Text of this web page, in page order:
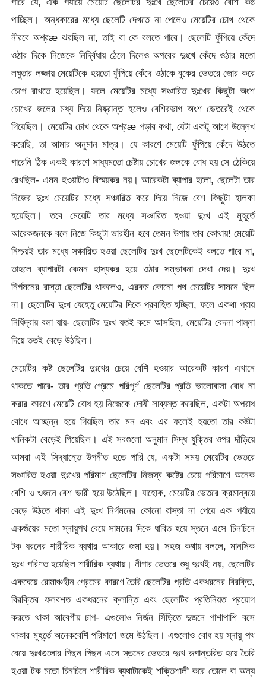
পাচ্ছিল। অন্ধকারের মধ্যে ছেলেটি দেখতে না পেলেও মেয়েটির চোখ থেকে
নীরবে অশ্রæ ঝরছিল না, তাই বা কে বলতে পারে। ছেলেটি ফুঁপিয়ে কেঁদে
ওঠার দিকে নিজেকে নির্দ্বিধায় ঠেলে দিলেও অপরের দুঃখে কেঁদে ওঠার মতো
লঘুতার লজ্জায় মেয়েটিকে হয়তো ফুঁপিয়ে কেঁদে ওঠাকে বুকের ভেতরে জোর করে
চেপে রাখতে হয়েছিল। ফলে মেয়েটির মধ্যে সঞ্চারিত দুঃখের কিছুটা অংশ
চোখের জলের মধ্য দিয়ে নিষ্ক্রান্ত হলেও বেশিরভাগ অংশ ভেতরেই থেকে
গিয়েছিল। মেয়েটির চোখ থেকে অশ্রæ পড়ার কথা, যেটা একটু আগে উল্লেখ
করেছি, তা আমার অনুমান মাত্র। যে কারণে মেয়েটি ফুঁপিয়ে কেঁদে উঠতে
পারেনি ঠিক একই কারণে সাধ্যমতো চেষ্টায় চোখের জলকে বোধ হয় সে ঠেকিয়ে
রেখছিল- এমন হওয়াটাও বিস্ময়কর নয়। আরেকটা ব্যাপার হলো, ছেলেটা তার
নিজের দুঃখ মেয়েটির মধ্যে সঞ্চারিত করে দিয়ে নিজে বেশ কিছুটা হালকা
হয়েছিল। তবে মেয়েটি তার মধ্যে সঞ্চারিত হওয়া দুঃখ এই মুহূর্তে
আরেকজনকে বলে নিজে কিছুটা ভারহীন হবে তেমন উপায় তার কোথায়! মেয়েটি
নিশ্চয়ই তার মধ্যে সঞ্চারিত হওয়া ছেলেটির দুঃখ ছেলেটিকেই বলতে পারে না,
তাহলে ব্যাপারটা কেমন হাস্যকর হয়ে ওঠার সম্ভাবনা দেখা দেয়। দুঃখ
নির্গমনের রাস্তা ছেলেটির থাকলেও, এরকম কোনো পথ মেয়েটির সামনে ছিল
না। ছেলেটির দুঃখ যেহেতু মেয়েটির দিকে প্রবাহিত হচ্ছিল, ফলে একথা প্রায়
নির্ধিদ্বায় বলা যায়- ছেলেটির দুঃখ যতই কমে আসছিল, মেয়েটির বেদনা পাল্লা
দিয়ে ততই বেড়ে উঠছিল।
মেয়েটির কষ্ট ছেলেটির দুঃখের চেয়ে বেশি হওয়ার আরেকটি কারণ এখানে
থাকতে পারে- তার প্রতি প্রেমে পরিপূর্ণ ছেলেটির প্রতি ভালোবাসা বোধ না
করার কারণে মেয়েটি বোধ হয় নিজেকে দোষী সাব্যস্ত করেছিল, একটা অপরাধ
বোধে আচ্ছন্ন হয়ে গিয়ছিল তার মন এবং এর ফলেই হয়তো তার কষ্টটা
খানিকটা বেড়েই গিয়েছিল। এই সবগুলো অনুমান সিদ্ধ যুক্তির ওপর দাঁড়িয়ে
আমরা এই সিদ্ধান্তে উপনীত হতে পারি যে, একটা সময় মেয়েটির ভেতরে
সঞ্চারিত হওয়া দুঃখের পরিমাণ ছেলেটির নিজস্ব কষ্টের চেয়ে পরিমাণে অনেক
বেশি ও ওজনে বেশ ভারী হয়ে উঠেছিল। যাহোক, মেয়েটির ভেতরে ক্রমান্বয়ে
বেড়ে উঠতে থাকা এই দুঃখ নির্গমনের কোনো রাস্তা না পেয়ে এক পর্যায়ে
একগুঁয়ের মতো স্নায়ুপথ বেয়ে সামনের দিকে ধাবিত হয়ে স্তনে এসে চিনচিনে
টক ধরনের শারীরিক ব্যথার আকারে জমা হয়। সহজ কথায় বললে, মানসিক
দুঃখ পরিণত হয়েছিল শারীরিক ব্যথায়। নীপার ভেতরে শুধু দুঃখই নয়, ছেলেটির
একঘেয়ে রোমাঞ্চহীন প্রেমের কারণে তৈরি ছেলেটির প্রতি একধরনের বিরক্তি,
বিরক্তির ফলবশত একধরনের ক্লান্তি এবং ছেলেটির প্রতিনিয়ত প্রয়োগ
করতে থাকা আবেগীয় চাপ- এগুলোও নির্জন সিঁড়িতে দুজনে পাশাপাশি বসে
থাকার মুহূর্তে অনেকবেশি পরিমাণে জমে উঠছিল। এগুলোও বোধ হয় স্নায়ু পথ
বেয়ে দুঃখগুলোর পিছন পিছন এসে স্তনের ভেতরে দুঃখ রূপান্তরিত হয়ে তৈরি
হওয়া টক মতো চিনচিনে শারীরিক ব্যথাটাকেই শক্তিশালী করে তোলে বা অন্য